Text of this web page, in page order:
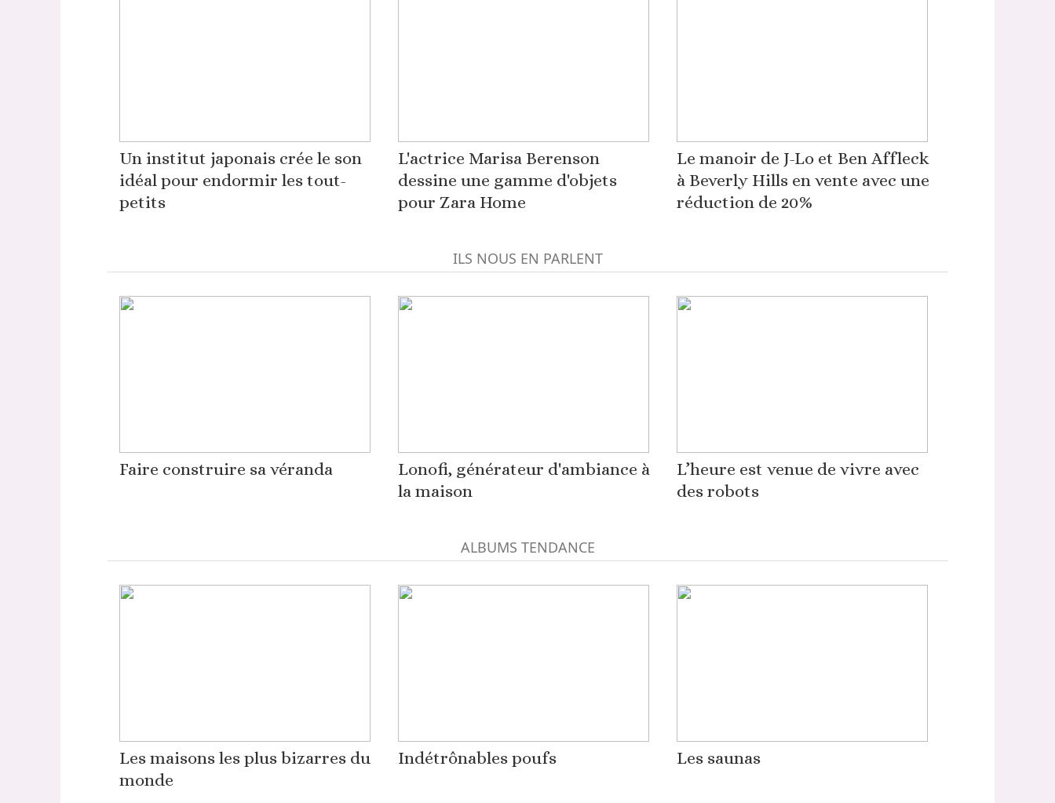
Un institut japonais crée le son
idéal pour endormir les tout-
petits
L'actrice Marisa Berenson
dessine une gamme d'objets
pour Zara Home
Le manoir de J-Lo et Ben Affleck
à Beverly Hills en vente avec une
réduction de 20%
ILS NOUS EN PARLENT
Faire construire sa véranda
Lonofi, générateur d'ambiance à
la maison
L’heure est venue de vivre avec
des robots
ALBUMS TENDANCE
Les maisons les plus bizarres du
monde
Indétrônables poufs Les saunas